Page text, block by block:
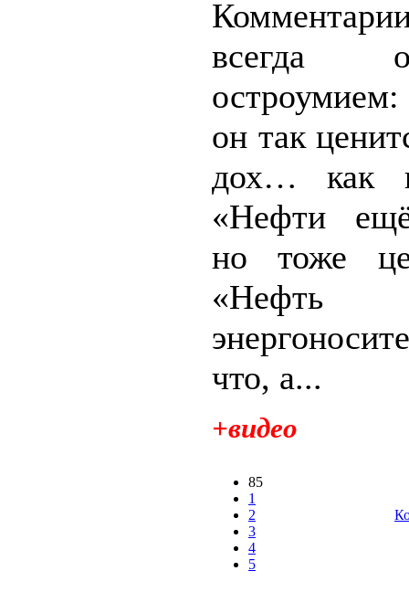
всегда
он так
дох… как
«Нефти
но тоже
что, а...
+видео
85
1
2
3
4
5